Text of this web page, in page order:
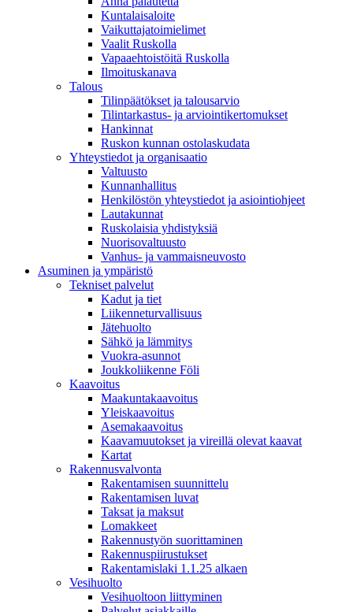
Kuntalaisaloite
Vaikuttajatoimielimet
Vaalit Ruskolla
Vapaaehtoistöitä Ruskolla
Ilmoituskanava
Talous
Tilinpäätökset ja talousarvio
Tilintarkastus- ja arviointikertomukset
Hankinnat
Ruskon kunnan ostolaskudata
Yhteystiedot ja organisaatio
Valtuusto
Kunnanhallitus
Henkilöstön yhteystiedot ja asiointiohjeet
Lautakunnat
Ruskolaisia yhdistyksiä
Nuorisovaltuusto
Vanhus- ja vammaisneuvosto
Asuminen ja ympäristö
Tekniset palvelut
Kadut ja tiet
Liikenneturvallisuus
Jätehuolto
Sähkö ja lämmitys
Vuokra-asunnot
Joukkoliikenne Föli
Kaavoitus
Maakuntakaavoitus
Yleiskaavoitus
Asemakaavoitus
Kaavamuutokset ja vireillä olevat kaavat
Kartat
Rakennusvalvonta
Rakentamisen suunnittelu
Rakentamisen luvat
Taksat ja maksut
Lomakkeet
Rakennustyön suorittaminen
Rakennuspiirustukset
Rakentamislaki 1.1.25 alkaen
Vesihuolto
Vesihuoltoon liittyminen